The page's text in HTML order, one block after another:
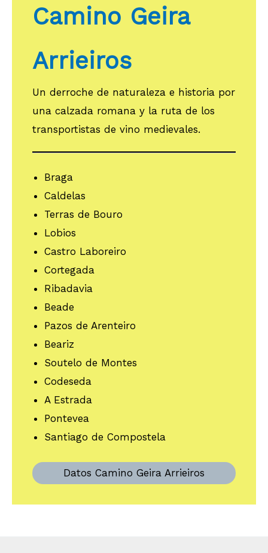
Camino Geira
Arrieiros
Un derroche de naturaleza e historia por
una calzada romana y la ruta de los
transportistas de vino medievales.
Braga
Caldelas
Terras de Bouro
Lobios
Castro Laboreiro
Cortegada
Ribadavia
Beade
Pazos de Arenteiro
Beariz
Soutelo de Montes
Codeseda
A Estrada
Pontevea
Santiago de Compostela
Datos Camino Geira Arrieiros